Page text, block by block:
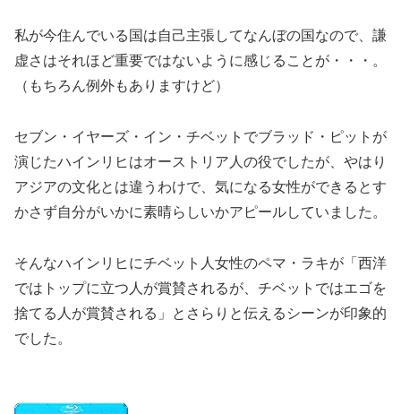
私が今住んでいる国は自己主張してなんぼの国なので、謙
虚さはそれほど重要ではないように感じることが・・・。
（もちろん例外もありますけど）
セブン・イヤーズ・イン・チベットでブラッド・ピットが
演じたハインリヒはオーストリア人の役でしたが、やはり
アジアの文化とは違うわけで、気になる女性ができるとす
かさず自分がいかに素晴らしいかアピールしていました。
そんなハインリヒにチベット人女性のペマ・ラキが 「西洋
ではトップに立つ人が賞賛されるが、チベットではエゴを
捨てる人が賞賛される」
とさらりと伝えるシーンが印象的
でした。